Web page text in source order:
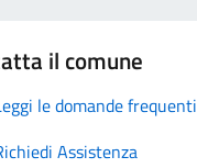
il comune
le domande frequenti
Assistenza